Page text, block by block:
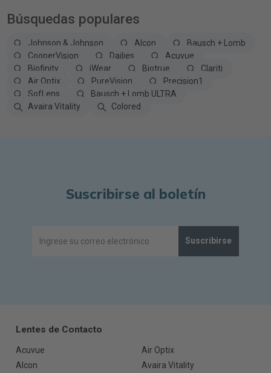
Búsquedas populares
Johnson & Johnson Alcon
Bausch + Lomb
CooperVision
Dailies
Acuvue
Biofinity
iWear Biotrue
Clariti
Air Optix
PureVision
Precision1
SofLens
Bausch + Lomb ULTRA
Avaira Vitality
Colored
Suscribirse al boletín
Suscribirse
Lentes de Contacto
Acuvue
Air Optix
Alcon
Avaira Vitality